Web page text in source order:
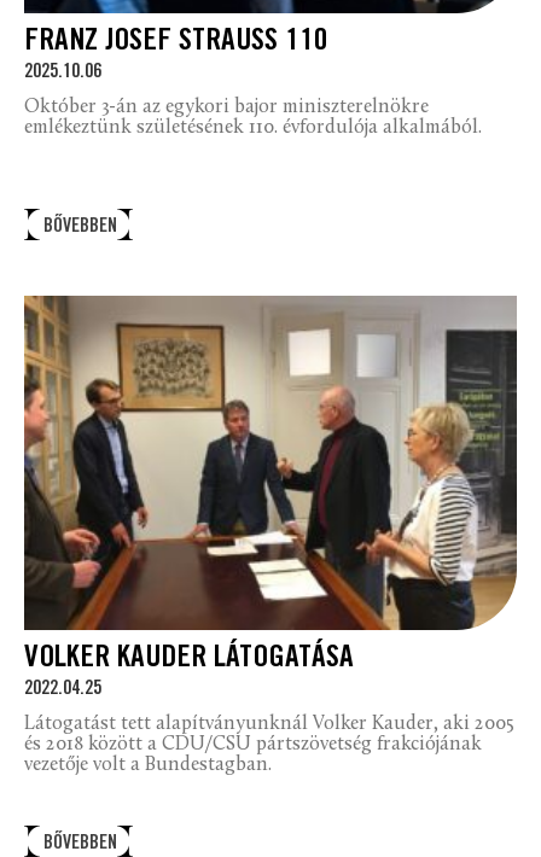
FRANZ JOSEF STRAUSS 110
2025.10.06
Október 3-án az egykori bajor miniszterelnökre
emlékeztünk születésének 110. évfordulója alkalmából.
BŐVEBBEN
VOLKER KAUDER LÁTOGATÁSA
2022.04.25
Látogatást tett alapítványunknál Volker Kauder, aki 2005
és 2018 között a CDU/CSU pártszövetség frakciójának
vezetője volt a Bundestagban.
BŐVEBBEN